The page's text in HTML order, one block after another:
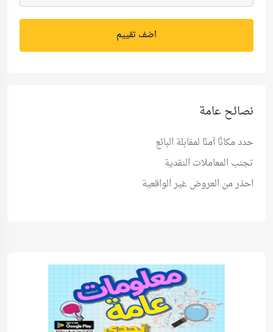
اضف تقييم
نصائح عامة
حدد مكانًا آمنًا لمقابلة البائع
تجنب المعاملات النقدية
احذر من العروض غير الواقعية